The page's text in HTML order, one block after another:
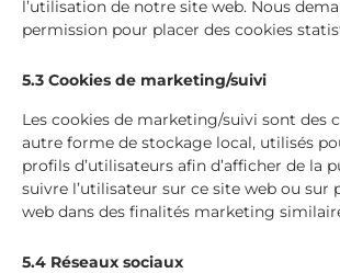
l’utilisation de notre site web. Nous
permission pour placer des cookies
5.3 Cookies de marketing/suivi
Les cookies de marketing/suivi sont des
autre forme de stockage local, utilisés
profils d’utilisateurs afin d’afficher de la
suivre l’utilisateur sur ce site web ou sur
web dans des finalités marketing
5.4 Réseaux sociaux